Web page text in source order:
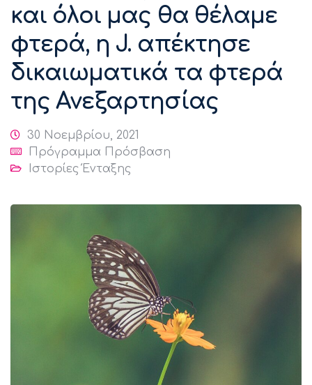
και όλοι μας θα θέλαμε
φτερά, η J. απέκτησε
δικαιωματικά τα φτερά
της Ανεξαρτησίας
30 Νοεμβρίου, 2021
Πρόγραμμα Πρόσβαση
Ιστορίες Ένταξης